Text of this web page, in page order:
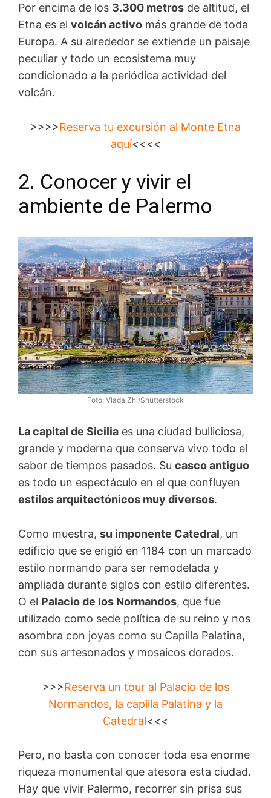
Por encima de los 3.300 metros de altitud, el
Etna es el volcán activo más grande de toda
Europa. A su alrededor se extiende un paisaje
peculiar y todo un ecosistema muy
condicionado a la periódica actividad del
volcán.
>>>>Reserva tu excursión al Monte Etna
aquí<<<<
2. Conocer y vivir el
ambiente de Palermo
Foto: Vlada Zhi/Shutterstock
La capital de Sicilia es una ciudad bulliciosa,
grande y moderna que conserva vivo todo el
sabor de tiempos pasados. Su casco antiguo
es todo un espectáculo en el que confluyen
estilos arquitectónicos muy diversos.
Como muestra, su imponente Catedral, un
edificio que se erigió en 1184 con un marcado
estilo normando para ser remodelada y
ampliada durante siglos con estilo diferentes.
O el Palacio de los Normandos, que fue
utilizado como sede política de su reino y nos
asombra con joyas como su Capilla Palatina,
con sus artesonados y mosaicos dorados.
>>>Reserva un tour al Palacio de los
Normandos, la capilla Palatina y la
Catedral<<<
Pero, no basta con conocer toda esa enorme
riqueza monumental que atesora esta ciudad.
Hay que vivir Palermo, recorrer sin prisa sus